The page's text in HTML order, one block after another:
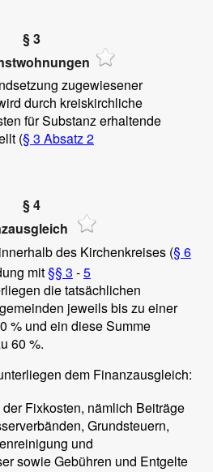
§ 3
zugewiesener
durch kreiskirchliche
für Substanz erhaltende
(§ 3 Absatz 2
§ 4
des Kirchenkreises (§ 6
mit§§ 3 -5
die tatsächlichen
jeweils bis zu einer
% und ein diese Summe
60 %.
dem Finanzausgleich:
Fixkosten, nämlich Beiträge
Grundsteuern,
und
sowie Gebühren und Entgelte